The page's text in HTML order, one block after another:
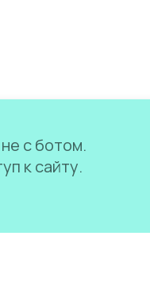
с ботом.
к сайту.